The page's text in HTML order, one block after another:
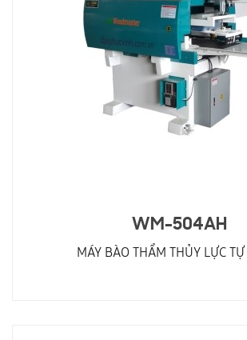
WM-504AH
MÁY BÀO THẨM THỦY LỰC